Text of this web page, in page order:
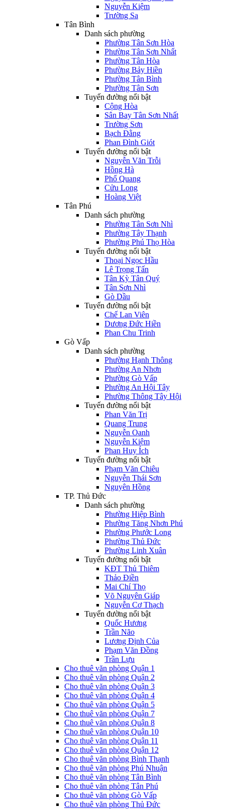
Nguyễn Kiệm
Trường Sa
Tân Bình
Danh sách phường
Phường Tân Sơn Hòa
Phường Tân Sơn Nhất
Phường Tân Hòa
Phường Bảy Hiền
Phường Tân Bình
Phường Tân Sơn
Tuyến đường nổi bật
Cộng Hòa
Sân Bay Tân Sơn Nhất
Trường Sơn
Bạch Đằng
Phan Đình Giót
Tuyến đường nổi bật
Nguyễn Văn Trỗi
Hồng Hà
Phổ Quang
Cửu Long
Hoàng Việt
Tân Phú
Danh sách phường
Phường Tân Sơn Nhì
Phường Tây Thạnh
Phường Phú Thọ Hòa
Tuyến đường nổi bật
Thoại Ngọc Hầu
Lê Trọng Tấn
Tân Kỳ Tân Quý
Tân Sơn Nhì
Gò Dầu
Tuyến đường nổi bật
Chế Lan Viên
Dương Đức Hiền
Phan Chu Trinh
Gò Vấp
Danh sách phường
Phường Hạnh Thông
Phường An Nhơn
Phường Gò Vấp
Phường An Hội Tây
Phường Thông Tây Hội
Tuyến đường nổi bật
Phan Văn Trị
Quang Trung
Nguyễn Oanh
Nguyễn Kiệm
Phan Huy Ích
Tuyến đường nổi bật
Phạm Văn Chiêu
Nguyễn Thái Sơn
Nguyên Hồng
TP. Thủ Đức
Danh sách phường
Phường Hiệp Bình
Phường Tăng Nhơn Phú
Phường Phước Long
Phường Thủ Đức
Phường Linh Xuân
Tuyến đường nổi bật
KĐT Thủ Thiêm
Thảo Điền
Mai Chí Thọ
Võ Nguyên Giáp
Nguyễn Cơ Thạch
Tuyến đường nổi bật
Quốc Hương
Trần Não
Lương Định Của
Phạm Văn Đồng
Trần Lựu
Cho thuê văn phòng Quận 1
Cho thuê văn phòng Quận 2
Cho thuê văn phòng Quận 3
Cho thuê văn phòng Quận 4
Cho thuê văn phòng Quận 5
Cho thuê văn phòng Quận 7
Cho thuê văn phòng Quận 8
Cho thuê văn phòng Quận 10
Cho thuê văn phòng Quận 11
Cho thuê văn phòng Quận 12
Cho thuê văn phòng Bình Thạnh
Cho thuê văn phòng Phú Nhuận
Cho thuê văn phòng Tân Bình
Cho thuê văn phòng Tân Phú
Cho thuê văn phòng Gò Vấp
Cho thuê văn phòng Thủ Đức